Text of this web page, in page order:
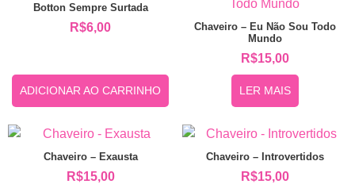
Botton Sempre Surtada
R$6,00
ADICIONAR AO CARRINHO
Chaveiro – Eu Não Sou Todo
Mundo
R$15,00
LER MAIS
Chaveiro – Exausta
R$15,00
Chaveiro – Introvertidos
R$15,00